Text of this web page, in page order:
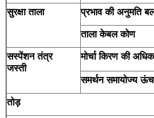
सुरक्षा ताला
प्रभाव की अनुमति
ताला केबल कोण
सस्पेंशन तंत्र
जस्ती
मोर्चा किरण की
समर्थन समायोज्य
तोड़